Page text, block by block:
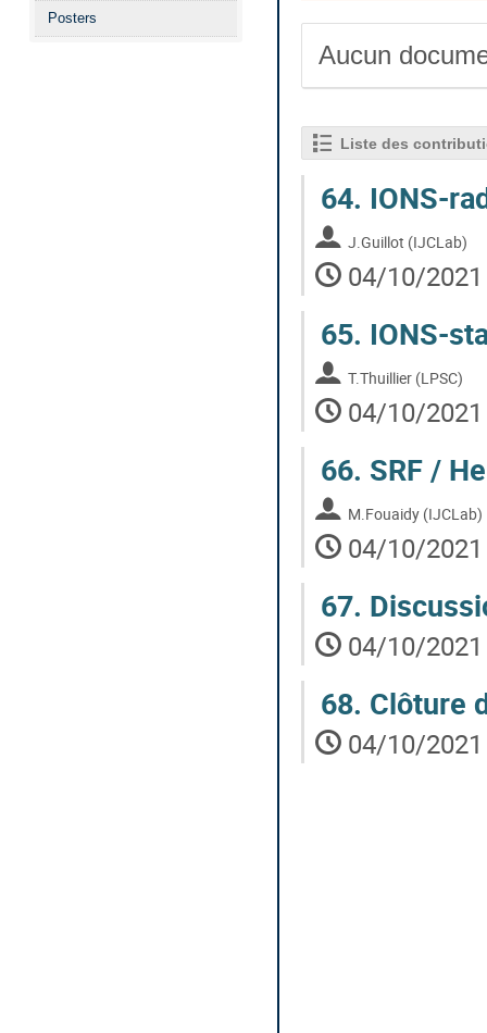
Posters
Aucun
Liste des
64. IONS-
J.Guillot (IJCLab)
04/10/
65. IONS-
T.Thuillier (LPSC)
04/10/
66. SRF /
M.Fouaidy (IJCLab)
04/10/
67.
04/10/
68. Clôture
04/10/